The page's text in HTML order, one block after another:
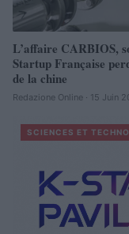
L’affaire CARBIOS,
Startup Française
de la chine
Redazione Online · 15 Juin
SCIENCES ET